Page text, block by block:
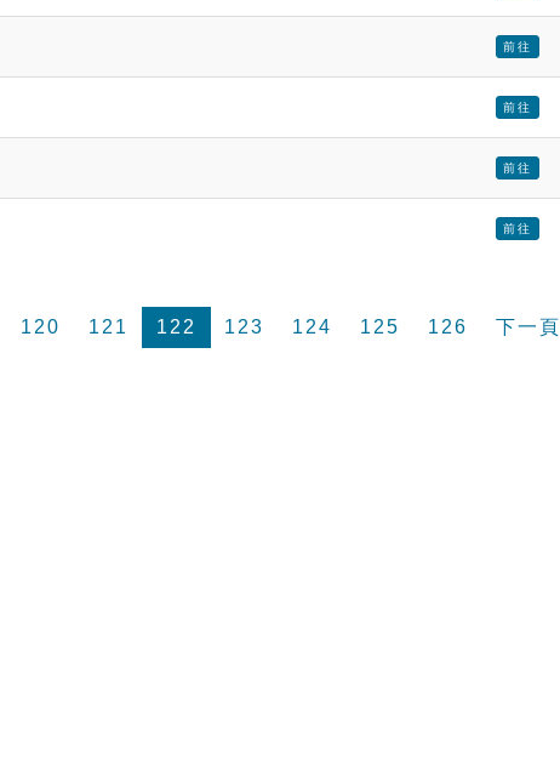
前往
前往
前往
前往
120 121 122 123 124 125 126 下一頁